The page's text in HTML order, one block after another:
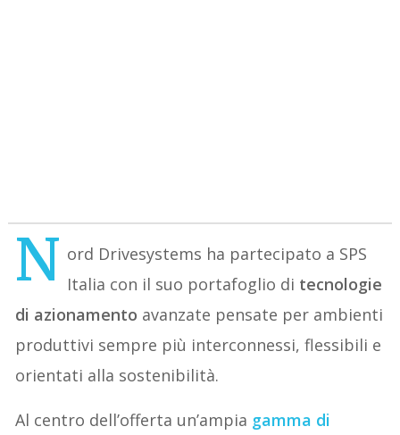
N ord Drivesystems ha partecipato a SPS
Italia con il suo portafoglio di tecnologie
di azionamento avanzate pensate per ambienti
produttivi sempre più interconnessi, flessibili e
orientati alla sostenibilità.
Al centro dell’offerta un’ampia gamma di